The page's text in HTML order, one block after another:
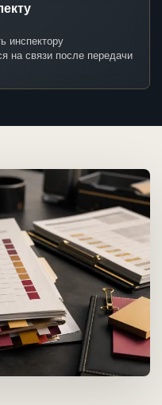
инспектору
на связи после передачи